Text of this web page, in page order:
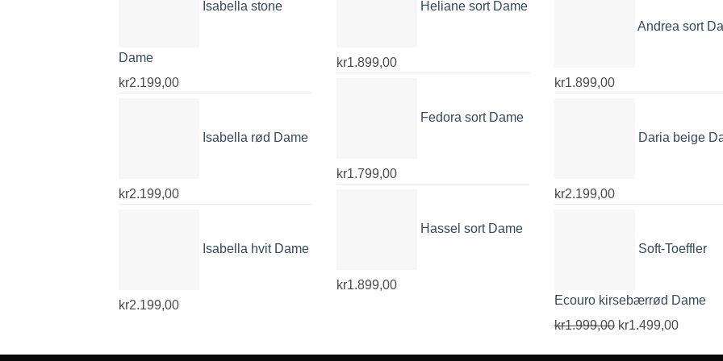
Isabella stone
Dame
kr2.199,00
Isabella rød Dame
kr2.199,00
Isabella hvit Dame
kr2.199,00
Heliane sort Dame
kr1.899,00
Fedora sort Dame
kr1.799,00
Hassel sort Dame
kr1.899,00
kr1.899,00.kr999,00.
Andrea sort
kr1.899,00
Daria beige
kr2.199,00
Soft-Toeffler
Ecouro kirsebærrød Dame
kr1.999,00 Opprinnelig
kr1.499,00